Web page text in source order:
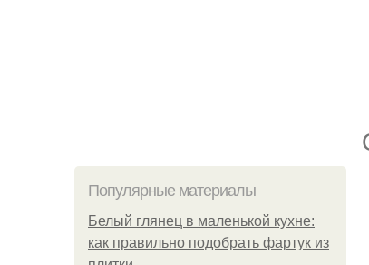
Популярные материалы
Белый глянец в маленькой кухне:
как правильно подобрать фартук из